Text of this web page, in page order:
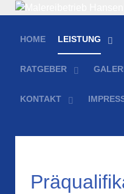
HOME LEISTUNG
RATGEBER
KONTAKT